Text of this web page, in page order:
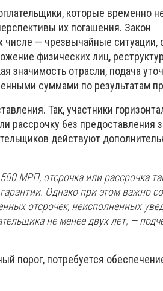
которые временно
их погашения. Закон
числе — чрезвычайные ситуации,
физических лиц,
значимость отрасли, подача
суммами по результатам
Так, участники
рассрочку без предоставления
действуют
МРП, отсрочка или рассрочка
Однако при этом важно
отсрочек, неисполненных
не менее двух лет, —
порог, потребуется